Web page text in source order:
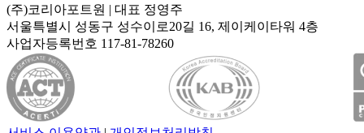
(주)코리아포트원 | 대표 정영주
서울특별시 성동구 성수이로20길 16, 제이케이타워 4층
사업자등록번호 117-81-78260